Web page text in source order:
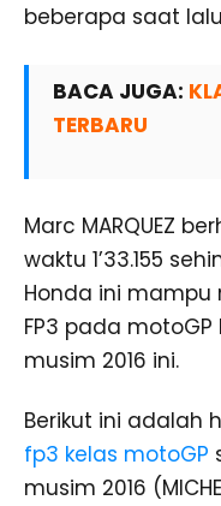
beberapa saat
BACA JUGA:
TERBARU
Marc MARQUEZ
waktu 1’33.155
Honda ini
FP3 pada
musim 2016 ini.
Berikut ini adalah
fp3 kelas motoGP
musim 2016